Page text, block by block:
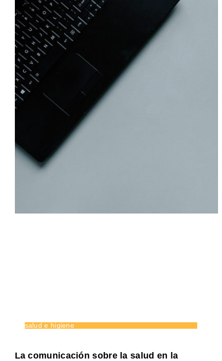
salud e higiene
La comunicación sobre la salud en la